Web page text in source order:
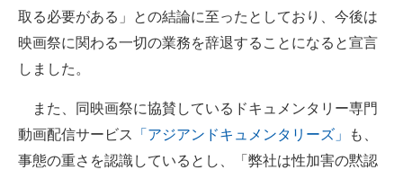
取る必要がある」との結論に至ったとしており、今後は
映画祭に関わる一切の業務を辞退することになると宣言
しました。
また、同映画祭に協賛しているドキュメンタリー専門
動画配信サービス
「アジアンドキュメンタリーズ」
も、
事態の重さを認識しているとし、「弊社は性加害の黙認